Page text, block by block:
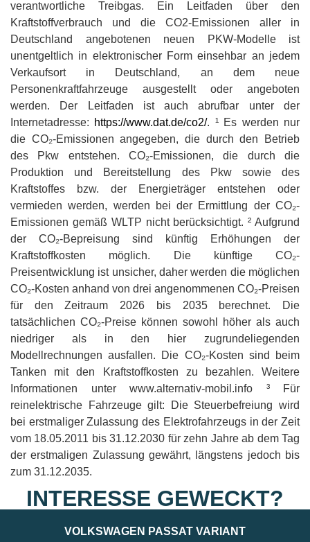
verantwortliche Treibgas. Ein Leitfaden über den
Kraftstoffverbrauch und die CO2-Emissionen aller in
Deutschland angebotenen neuen PKW-Modelle ist
unentgeltlich in elektronischer Form einsehbar an jedem
Verkaufsort in Deutschland, an dem neue
Personenkraftfahrzeuge ausgestellt oder angeboten
werden. Der Leitfaden ist auch abrufbar unter der
Internetadresse: https://www.dat.de/co2/. ¹ Es werden nur
die CO₂-Emissionen angegeben, die durch den Betrieb
des Pkw entstehen. CO₂-Emissionen, die durch die
Produktion und Bereitstellung des Pkw sowie des
Kraftstoffes bzw. der Energieträger entstehen oder
vermieden werden, werden bei der Ermittlung der CO₂-
Emissionen gemäß WLTP nicht berücksichtigt. ² Aufgrund
der CO₂-Bepreisung sind künftig Erhöhungen der
Kraftstoffkosten möglich. Die künftige CO₂-
Preisentwicklung ist unsicher, daher werden die möglichen
CO₂-Kosten anhand von drei angenommenen CO₂-Preisen
für den Zeitraum 2026 bis 2035 berechnet. Die
tatsächlichen CO₂-Preise können sowohl höher als auch
niedriger als in den hier zugrundeliegenden
Modellrechnungen ausfallen. Die CO₂-Kosten sind beim
Tanken mit den Kraftstoffkosten zu bezahlen. Weitere
Informationen unter www.alternativ-mobil.info ³ Für
reinelektrische Fahrzeuge gilt: Die Steuerbefreiung wird
bei erstmaliger Zulassung des Elektrofahrzeugs in der Zeit
vom 18.05.2011 bis 31.12.2030 für zehn Jahre ab dem Tag
der erstmaligen Zulassung gewährt, längstens jedoch bis
zum 31.12.2035.
INTERESSE GEWECKT?
VOLKSWAGEN PASSAT VARIANT